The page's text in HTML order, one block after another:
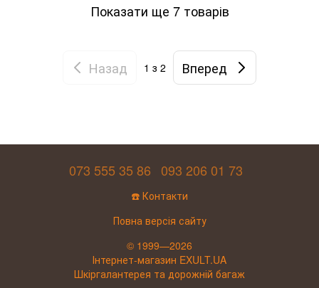
Показати ще 7 товарів
Назад 1 з 2 Вперед
073 555 35 86 093 206 01 73
☎️ Контакти
Повна версія сайту
© 1999—2026
Інтернет-магазин EXULT.UA
Шкіргалантерея та дорожній багаж